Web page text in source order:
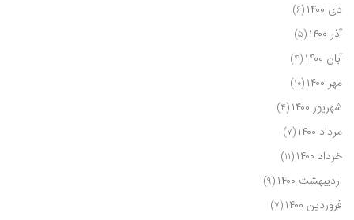
دی ۱۴۰۰ (۶)
آذر ۱۴۰۰ (۵)
آبان ۱۴۰۰ (۴)
مهر ۱۴۰۰ (۱۰)
شهریور ۱۴۰۰ (۴)
مرداد ۱۴۰۰ (۷)
خرداد ۱۴۰۰ (۱۱)
اردیبهشت ۱۴۰۰ (۹)
فروردین ۱۴۰۰ (۷)